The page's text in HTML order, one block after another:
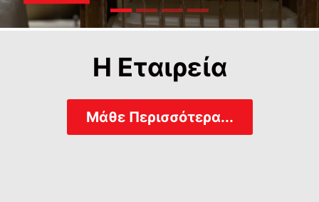
Η Εταιρεία
Μάθε Περισσότερα...